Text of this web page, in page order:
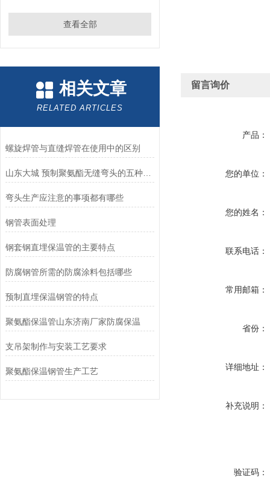
查看全部
相关文章
RELATED ARTICLES
螺旋焊管与直缝焊管在使用中的区别
弯头生产应注意的事项都有哪些
钢管表面处理
钢套钢直埋保温管的主要特点
防腐钢管所需的防腐涂料包括哪些
预制直埋保温钢管的特点
聚氨酯保温管山东济南厂家防腐保温
支吊架制作与安装工艺要求
聚氨酯保温钢管生产工艺
留言询价
产品：
您的单位：
您的姓名：
联系电话：
常用邮箱：
省份：
详细地址：
补充说明：
验证码：